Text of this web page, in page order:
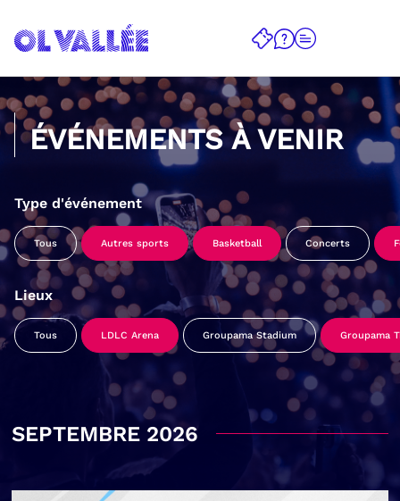
ÉVÉNEMENTS À VENIR
Type d'événement
Tous Autres sports Basketball Concerts
Lieux
Tous LDLC Arena Groupama Stadium Groupama
SEPTEMBRE 2026